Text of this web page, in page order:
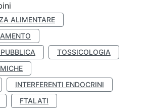
ALIMENTARE
TOSSICOLOGIA
INTERFERENTI ENDOCRINI
FTALATI